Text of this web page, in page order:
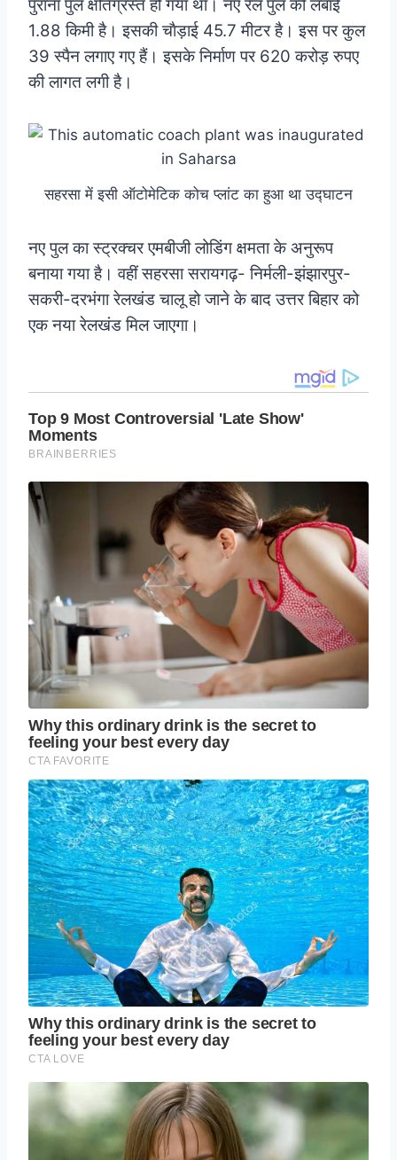
पुराना पुल क्षतिग्रस्त हो गया था। नए रेल पुल की लंबाई
1.88 किमी है। इसकी चाैड़ाई 45.7 मीटर है। इस पर कुल
39 स्पैन लगाए गए हैं। इसके निर्माण पर 620 करोड़ रुपए
की लागत लगी है।
सहरसा में इसी ऑटोमेटिक कोच प्लांट का हुआ था उद्घाटन
नए पुल का स्ट्रक्चर एमबीजी लोडिंग क्षमता के अनुरूप
बनाया गया है। वहीं सहरसा सरायगढ़- निर्मली-झंझारपुर-
सकरी-दरभंगा रेलखंड चालू हो जाने के बाद उत्तर बिहार को
एक नया रेलखंड मिल जाएगा।